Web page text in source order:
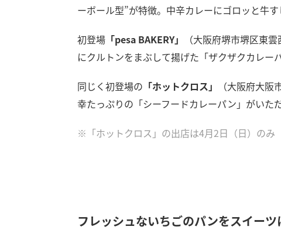
ーボール型”が特徴。中辛カレーにゴロッと牛
初登場 「pesa BAKERY」
（大阪府堺市堺区東
にクルトンをまぶして揚げた「ザクザクカレー
同じく初登場の 「ホットクロス」
（大阪府大
幸たっぷりの「シーフードカレーパン」がいた
※「ホットクロス」の出店は4月2日（日）のみ
フレッシュないちごのパンをスイーツ